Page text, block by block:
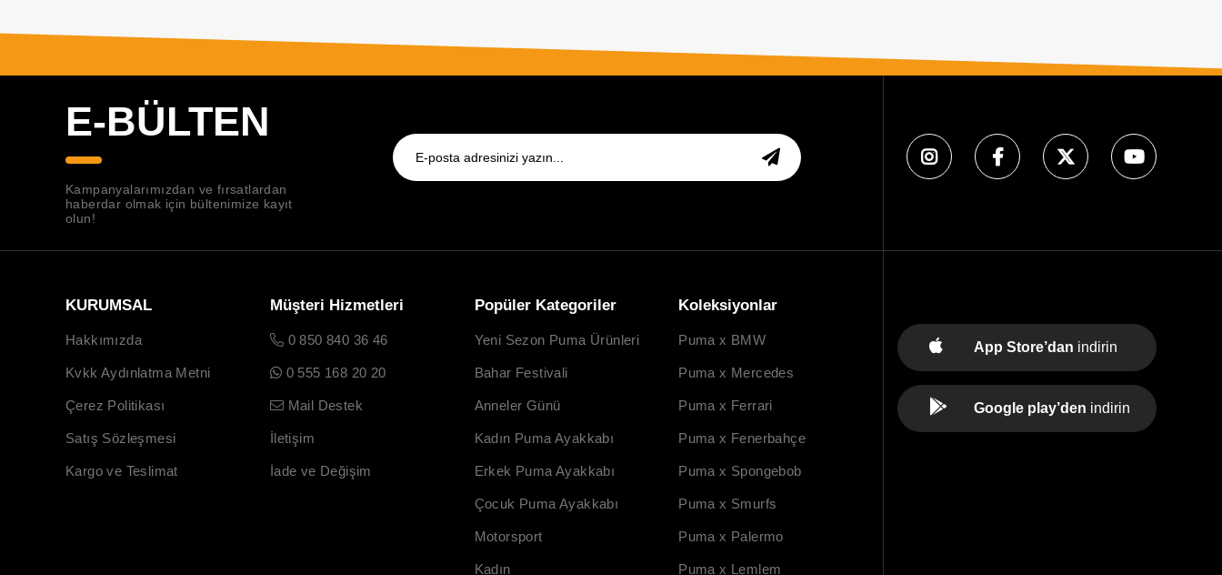
E-BÜLTEN
Kampanyalarımızdan ve fırsatlardan
haberdar olmak için bültenimize kayıt
olun!
KURUMSAL
Hakkımızda
Kvkk Aydınlatma Metni
Çerez Politikası
Satış Sözleşmesi
Kargo ve Teslimat
Müşteri Hizmetleri
0 850 840 36 46
0 555 168 20 20
Mail Destek
İletişim
İade ve Değişim
Popüler Kategoriler
Yeni Sezon Puma Ürünleri
Bahar Festivali
Anneler Günü
Kadın Puma Ayakkabı
Erkek Puma Ayakkabı
Çocuk Puma Ayakkabı
Motorsport
Kadın
Koleksiyonlar
Puma x BMW
Puma x Mercedes
Puma x Ferrari
Puma x Fenerbahçe
Puma x Spongebob
Puma x Smurfs
Puma x Palermo
Puma x Lemlem
App Store’dan indirin
Google play’den indirin